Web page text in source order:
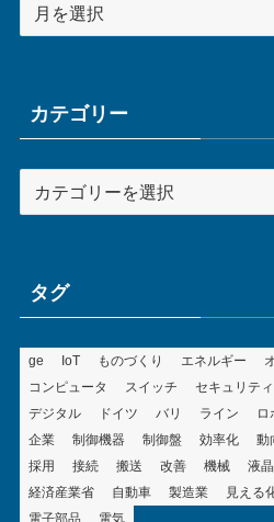
ブカテゴリー
テ
ータグ
ge IoT ものづくり エネルギー
コンピュータ
スイッチ セキュリティ
デジタル
ドイツ バリ ライン ロ
企業
制御機器 制御盤 効率化 動
採用
接続 搬送 改善 機械 液晶
経済産業省
自動車 製造業 見える
電子部品
電気